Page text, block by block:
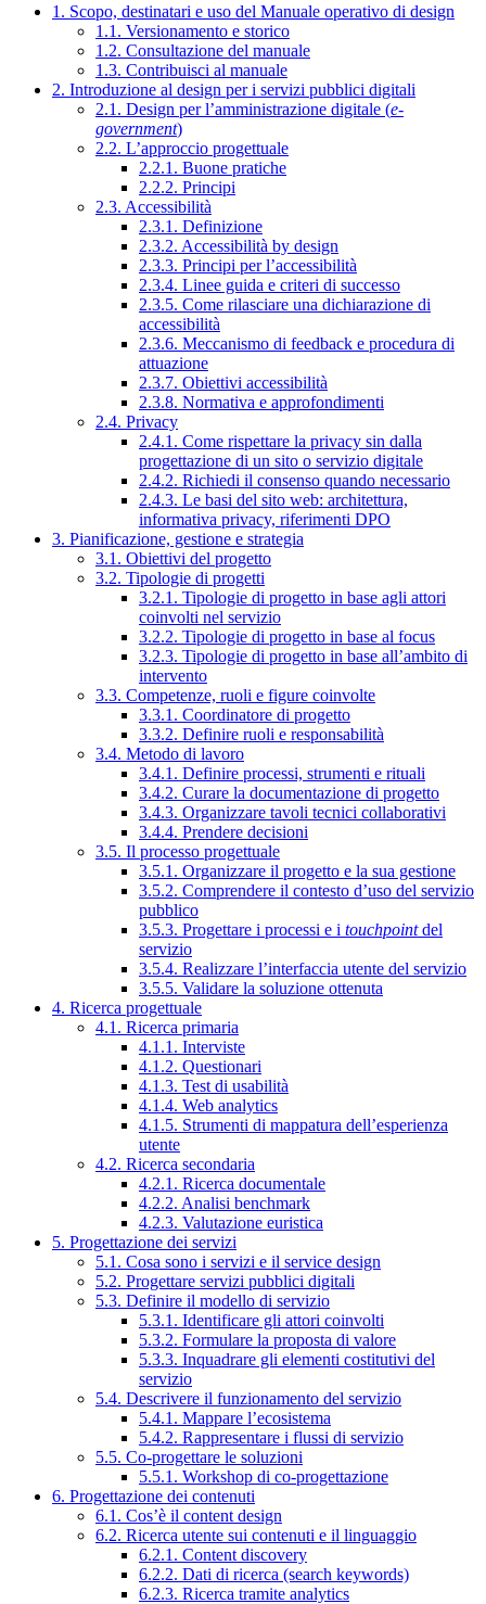
1. Scopo, destinatari e uso del Manuale operativo di design
1.1. Versionamento e storico
1.2. Consultazione del manuale
1.3. Contribuisci al manuale
2. Introduzione al design per i servizi pubblici digitali
2.1. Design per l’amministrazione digitale (e-
government)
2.2. L’approccio progettuale
2.2.1. Buone pratiche
2.2.2. Principi
2.3. Accessibilità
2.3.1. Definizione
2.3.2. Accessibilità by design
2.3.3. Principi per l’accessibilità
2.3.4. Linee guida e criteri di successo
2.3.5. Come rilasciare una dichiarazione di
accessibilità
2.3.6. Meccanismo di feedback e procedura di
attuazione
2.3.7. Obiettivi accessibilità
2.3.8. Normativa e approfondimenti
2.4. Privacy
2.4.1. Come rispettare la privacy sin dalla
progettazione di un sito o servizio digitale
2.4.2. Richiedi il consenso quando necessario
2.4.3. Le basi del sito web: architettura,
informativa privacy, riferimenti DPO
3. Pianificazione, gestione e strategia
3.1. Obiettivi del progetto
3.2. Tipologie di progetti
3.2.1. Tipologie di progetto in base agli attori
coinvolti nel servizio
3.2.2. Tipologie di progetto in base al focus
3.2.3. Tipologie di progetto in base all’ambito di
intervento
3.3. Competenze, ruoli e figure coinvolte
3.3.1. Coordinatore di progetto
3.3.2. Definire ruoli e responsabilità
3.4. Metodo di lavoro
3.4.1. Definire processi, strumenti e rituali
3.4.2. Curare la documentazione di progetto
3.4.3. Organizzare tavoli tecnici collaborativi
3.4.4. Prendere decisioni
3.5. Il processo progettuale
3.5.1. Organizzare il progetto e la sua gestione
3.5.2. Comprendere il contesto d’uso del servizio
pubblico
3.5.3. Progettare i processi e i touchpointdel
servizio
3.5.4. Realizzare l’interfaccia utente del servizio
3.5.5. Validare la soluzione ottenuta
4. Ricerca progettuale
4.1. Ricerca primaria
4.1.1. Interviste
4.1.2. Questionari
4.1.3. Test di usabilità
4.1.4. Web analytics
4.1.5. Strumenti di mappatura dell’esperienza
utente
4.2. Ricerca secondaria
4.2.1. Ricerca documentale
4.2.2. Analisi benchmark
4.2.3. Valutazione euristica
5. Progettazione dei servizi
5.1. Cosa sono i servizi e il service design
5.2. Progettare servizi pubblici digitali
5.3. Definire il modello di servizio
5.3.1. Identificare gli attori coinvolti
5.3.2. Formulare la proposta di valore
5.3.3. Inquadrare gli elementi costitutivi del
servizio
5.4. Descrivere il funzionamento del servizio
5.4.1. Mappare l’ecosistema
5.4.2. Rappresentare i flussi di servizio
5.5. Co-progettare le soluzioni
5.5.1. Workshop di co-progettazione
6. Progettazione dei contenuti
6.1. Cos’è il content design
6.2. Ricerca utente sui contenuti e il linguaggio
6.2.1. Content discovery
6.2.2. Dati di ricerca (search keywords)
6.2.3. Ricerca tramite analytics